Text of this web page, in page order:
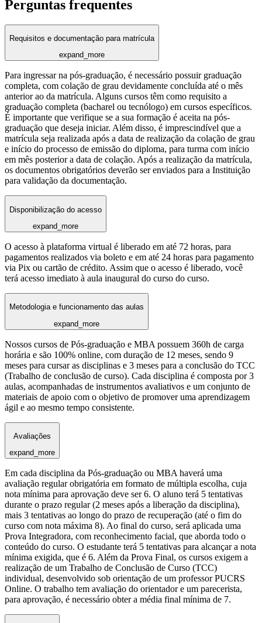
Perguntas frequentes
Requisitos e documentação para matrícula
expand_more
Para ingressar na pós-graduação, é necessário possuir graduação
completa, com colação de grau devidamente concluída até o mês
anterior ao da matrícula. Alguns cursos têm como requisito a
graduação completa (bacharel ou tecnólogo) em cursos específicos.
É importante que verifique se a sua formação é aceita na pós-
graduação que deseja iniciar. Além disso, é imprescindível que a
matrícula seja realizada após a data de realização da colação de grau
e início do processo de emissão do diploma, para turma com início
em mês posterior a data de colação. Após a realização da matrícula,
os documentos obrigatórios deverão ser enviados para a Instituição
para validação da documentação.
Disponibilização do acesso
expand_more
O acesso à plataforma virtual é liberado em até 72 horas, para
pagamentos realizados via boleto e em até 24 horas para pagamento
via Pix ou cartão de crédito. Assim que o acesso é liberado, você
terá acesso imediato à aula inaugural do curso do curso.
Metodologia e funcionamento das aulas
expand_more
Nossos cursos de Pós-graduação e MBA possuem 360h de carga
horária e são 100% online, com duração de 12 meses, sendo 9
meses para cursar as disciplinas e 3 meses para a conclusão do TCC
(Trabalho de conclusão de curso). Cada disciplina é composta por 3
aulas, acompanhadas de instrumentos avaliativos e um conjunto de
materiais de apoio com o objetivo de promover uma aprendizagem
ágil e ao mesmo tempo consistente.
Avaliações
expand_more
Em cada disciplina da Pós-graduação ou MBA haverá uma
avaliação regular obrigatória em formato de múltipla escolha, cuja
nota mínima para aprovação deve ser 6. O aluno terá 5 tentativas
durante o prazo regular (2 meses após a liberação da disciplina),
mais 3 tentativas ao longo do prazo de recuperação (até o fim do
curso com nota máxima 8). Ao final do curso, será aplicada uma
Prova Integradora, com reconhecimento facial, que aborda todo o
conteúdo do curso. O estudante terá 5 tentativas para alcançar a nota
mínima exigida, que é 6. Além da Prova Final, os cursos exigem a
realização de um Trabalho de Conclusão de Curso (TCC)
individual, desenvolvido sob orientação de um professor PUCRS
Online. O trabalho tem avaliação do orientador e um parecerista,
para aprovação, é necessário obter a média final mínima de 7.